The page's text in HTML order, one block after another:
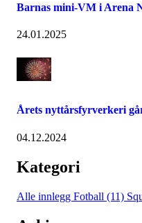
Barnas mini-VM i Arena
24.01.2025
Årets nyttårsfyrverkeri
04.12.2024
Kategori
Alle innlegg Fotball (11)